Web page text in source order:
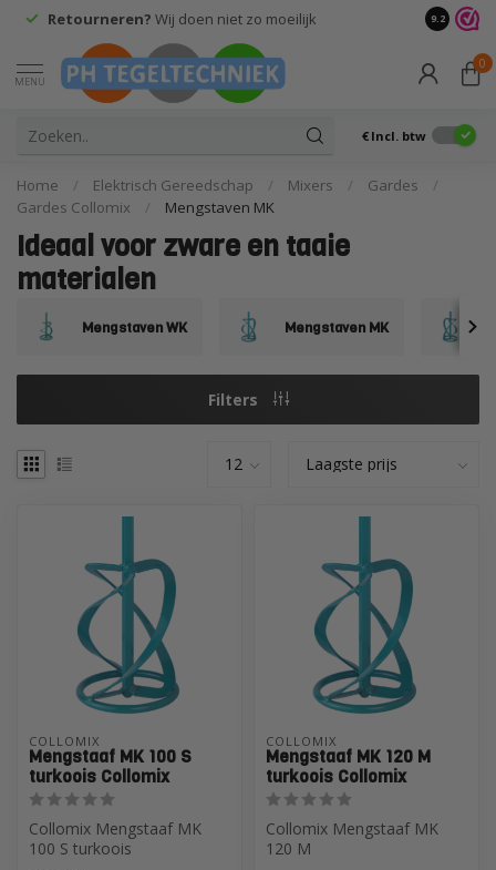
Retourneren? Wij doen niet zo moeilijk 9.2
MENU
0
€ Incl. btw
Home / Elektrisch Gereedschap / Mixers / Gardes
/
Gardes Collomix
/ Mengstaven MK
Ideaal voor zware en taaie
materialen
Mengstaven WK Mengstaven MK
Filters
COLLOMIX
Mengstaaf MK 100 S
turkoois Collomix
Collomix Mengstaaf MK
100 S turkoois
COLLOMIX
Mengstaaf MK 120 M
turkoois Collomix
Collomix Mengstaaf MK
120 M